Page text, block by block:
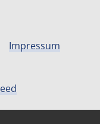
Impressum